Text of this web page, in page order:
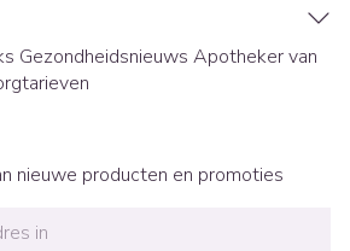
Gezondheidsnieuws Apotheker van
nieuwe producten en promoties